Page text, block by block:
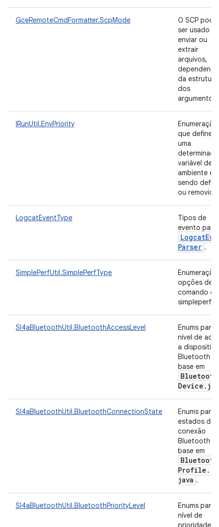
GceRemoteCmdFormatter.ScpMode
O SCP pode
ser usado
enviar ou
extrair
arquivos,
dependendo
da estrutura
dos
IRunUtil.EnvPriority
Enumeração
que define
uma
determinada
variável de
ambiente
sendo
ou
LogcatEventType
Tipos de
evento para
Logcat
Parser .
SimplePerfUtil.SimplePerfType
opções de
comando do
simpleperf
Sl4aBluetoothUtil.BluetoothAccessLevel
Enums para
nível de
a
Bluetooth
base em
Bluetooth
Device .
Sl4aBluetoothUtil.BluetoothConnectionState
Enums para
estados de
conexão
Bluetooth
base em
Bluetooth
Profile .
java .
Sl4aBluetoothUtil.BluetoothPriorityLevel
Enums para
nível de
prioridade